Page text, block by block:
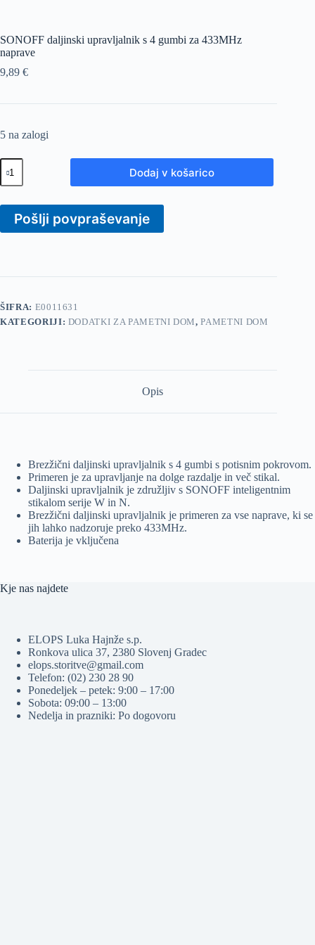
SONOFF daljinski upravljalnik s 4 gumbi za 433MHz
naprave
9,89 €
5 na zalogi
SONOFF
daljinski
upravljalnik
gumbi
za
Dodaj v košarico
Pošlji povpraševanje
ŠIFRA: E0011631
KATEGORIJI: DODATKI ZA PAMETNI DOM,PAMETNI DOM
Opis
Brezžični daljinski upravljalnik s 4 gumbi s potisnim pokrovom.
Primeren je za upravljanje na dolge razdalje in več stikal.
Daljinski upravljalnik je združljiv s SONOFF inteligentnim
stikalom serije W in N.
Brezžični daljinski upravljalnik je primeren za vse naprave, ki se
jih lahko nadzoruje preko 433MHz.
Baterija je vključena
Kje nas najdete
ELOPS Luka Hajnže s.p.
Ronkova ulica 37, 2380 Slovenj Gradec
elops.storitve@gmail.com
Telefon: (02) 230 28 90
Ponedeljek – petek: 9:00 – 17:00
Sobota: 09:00 – 13:00
Nedelja in prazniki: Po dogovoru